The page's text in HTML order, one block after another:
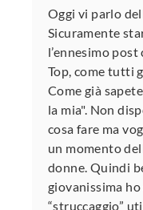
Oggi vi parlo
Sicuramente
l’ennesimo
Top, come tutti
Come già
la mia". Non
cosa fare ma
un momento
donne. Quindi
giovanissima
“struccaggio”